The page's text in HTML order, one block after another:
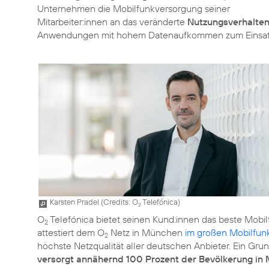
Unternehmen die Mobilfunkversorgung seiner
Mitarbeiter:innen an das veränderte
Anwendungen mit hohem Datenaufkommen zum
Karsten Pradel (Credits: O2Telefónica)
O2 Telefónica bietet seinen Kund:innen das beste
attestiert dem O2 Netz in München im großen
höchste Netzqualität aller deutschen Anbieter. Ein
versorgt annähernd 100 Prozent der Bevölkerung in